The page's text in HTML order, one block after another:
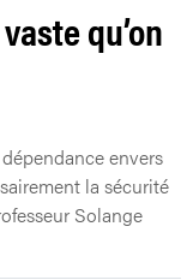
qu’on
envers
la sécurité
Solange